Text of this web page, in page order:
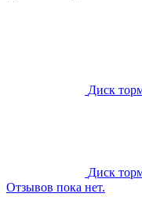
Диск
Диск
Отзывов пока нет.